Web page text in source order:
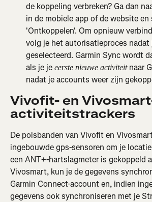
de koppeling verbreken? Ga dan
in de mobiele app of de website en
'Ontkoppelen'. Om opnieuw
volg je het autorisatieproces nadat
geselecteerd. Garmin Sync wordt
als je je eerste nieuwe activiteit naar
nadat je accounts weer zijn
Vivofit- en
activiteitstrackers
De polsbanden van Vivofit en
ingebouwde gps-sensoren om je
een ANT+-hartslagmeter is gekoppeld
Vivosmart, kun je de gegevens
Garmin Connect-account en, indien
gegevens ook synchroniseren met je